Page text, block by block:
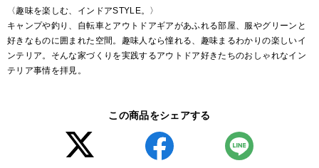
〈趣味を楽しむ、インドアSTYLE。〉
キャンプや釣り、自転車とアウトドアギアがあふれる部屋、服やグリーンと
好きなものに囲まれた空間。趣味人なら憧れる、趣味まるわかりの楽しいイ
ンテリア。そんな家づくりを実践するアウトドア好きたちのおしゃれなイン
テリア事情を拝見。
この商品をシェアする